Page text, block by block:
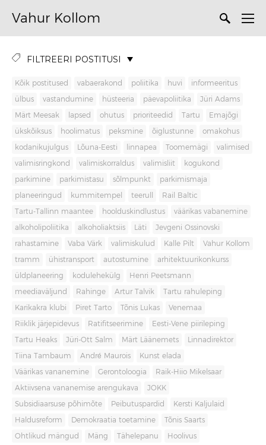
Vahur Kollom
FILTREERI POSTITUSI
Kõik postitused vabaerakond poliitika huvi informeeritus
ülbus vastandumine hüsteeria päevapoliitika Jüri Adams
Märt Meesak lapsed ohutus prioriteedid Tartu Emajõgi
ükskõiksus hoolimatus peksmine õiglustunne omakohus
kodanikujulgus Lõuna-Eesti linnapea Toomemägi valimised
valimisringkond valimiskorraldus valimisliit kogukond
parkimine parkimistasu sõlmpunkt parkimismaja
planeeringud kummitempel teerull Rail Baltic
Tartu-Tallinn maantee hoolduskindlustus väärikas vabanemine
alkoholipoliitika alkoholiaktsiis Läti Jevgeni Ossinovski
rahastamine Vaba Värk valimiskulud Kalle Pilt Vahur Kollom
tramm ühistransport autostumine arhitektuurikonkurss
üldplaneering kodulehekülg Henri Peetsmann
meediaväljund Rahinge Artur Talvik Tartu rahuleping
Karikakra klubi Piret Tarto Tõnis Lukas Venemaa
Riiklik järjepidevus Ratifitseerimine Eesti-Vene piirileping
Tartu Heaks Jüri-Ott Salm Märt Läänemets Linnadirektor
Tiina Tambaum André Maurois Kunst elada
Väärikas vananemine Gerontoloogia Raik-Hiio Mikelsaar
Aktiivsena vananemise arengukava JOKK
Subsidiaarsuse põhimõte Peibutuspardid Kersti Kaljulaid
Haldusreform Demokraatia toetamine Tõnis Saarts
Ohtlikud mängud Mäng Tähelepanu Hoolivus